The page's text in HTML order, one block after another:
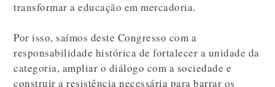
transformar a educação em mercadoria.
Por isso, saímos deste Congresso com a
responsabilidade histórica de fortalecer a unidade da
categoria, ampliar o diálogo com a sociedade e
construir a resistência necessária para barrar os